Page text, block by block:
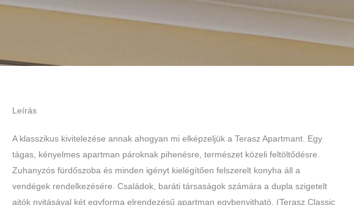
Leírás
A klasszikus kivitelezése annak ahogyan mi elképzeljük a Terasz Apartmant. Egy
tágas, kényelmes apartman pároknak pihenésre, természet közeli feltöltődésre.
Zuhanyzós fürdőszoba és minden igényt kielégítően felszerelt konyha áll a
vendégek rendelkezésére. Családok, baráti társaságok számára a dupla szigetelt
ajtók nyitásával két egyforma elrendezésű apartman egybenyitható. (Terasz Classic